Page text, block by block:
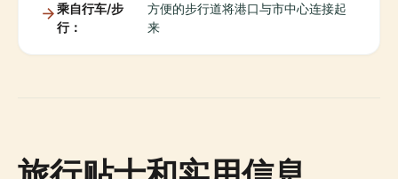
乘自行车/步
行：
方便的步行道将港口与市中心连接起
来